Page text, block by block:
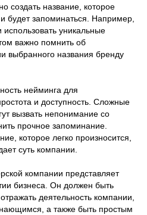
создать название, которое
будет запоминаться. Например,
уникальные
важно помнить об
выбранного названия бренду
нейминга для
и доступность. Сложные
вызвать непонимание со
прочное запоминание.
которое легко произносится,
суть компании.
компании представляет
бизнеса. Он должен быть
деятельность компании,
а также быть простым